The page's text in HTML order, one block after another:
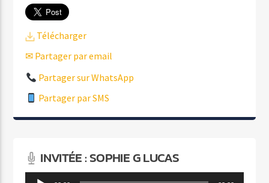
Télécharger
✉ Partager par email
Partager sur WhatsApp
Partager par SMS
INVITÉE : SOPHIE G LUCAS
Lecteur